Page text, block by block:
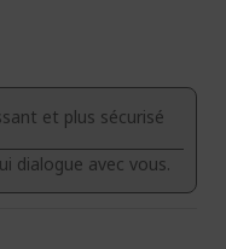
et plus sécurisé
dialogue avec vous.